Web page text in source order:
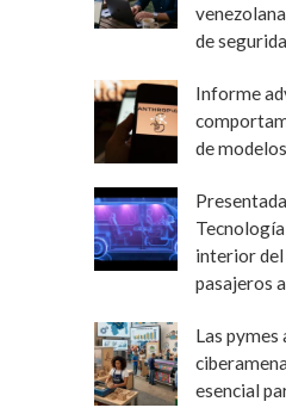
de
Informe
de
interior del
pasajeros
Las pymes
esencial